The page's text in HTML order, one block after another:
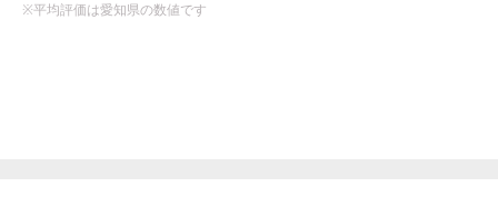
※平均評価は愛知県の数値です